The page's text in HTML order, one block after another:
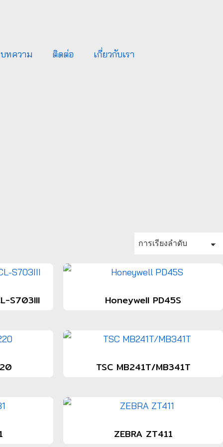
บทความ ติดต่อ เกี่ยวกับเรา
S703III Honeywell PD45S
TSC MB241T/MB341T
ZEBRA ZT411